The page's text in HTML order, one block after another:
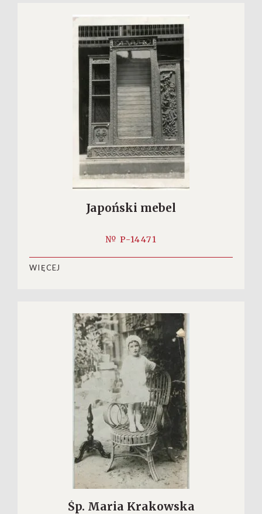
Japoński mebel
№ P-14471
WIĘCEJ
Śp. Maria Krakowska